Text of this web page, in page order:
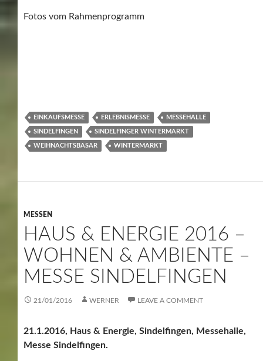
Fotos vom Rahmenprogramm
EINKAUFSMESSE ERLEBNISMESSE MESSEHALLE
SINDELFINGEN SINDELFINGER WINTERMARKT
WEIHNACHTSBASAR WINTERMARKT
MESSEN
HAUS & ENERGIE 2016 –
WOHNEN & AMBIENTE –
MESSE SINDELFINGEN
21/01/2016 WERNER LEAVE A COMMENT
21.1.2016, Haus & Energie, Sindelfingen, Messehalle,
Messe Sindelfingen.